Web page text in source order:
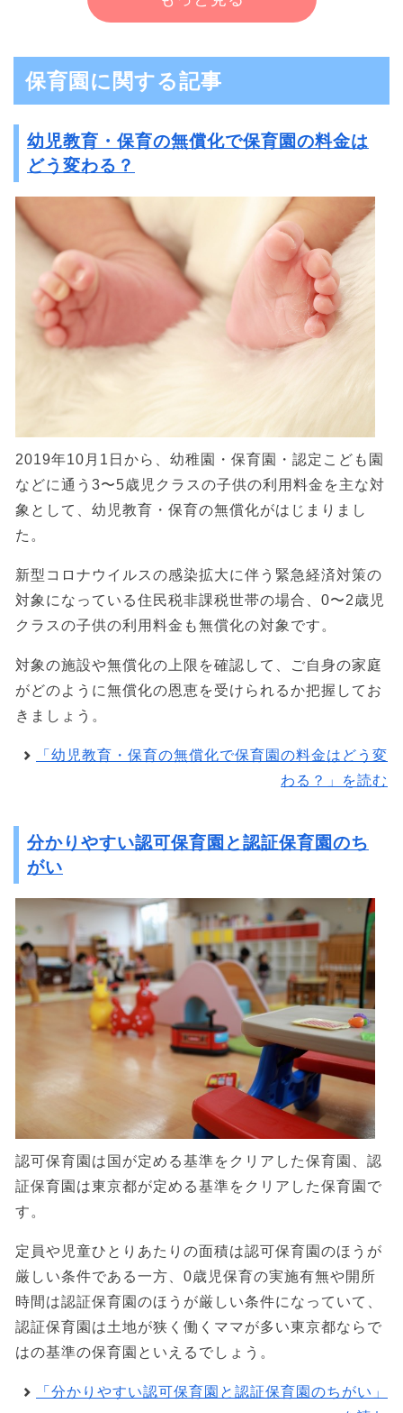
保育園に関する記事
幼児教育・保育の無償化で保育園の料金は
どう変わる？
2019年10月1日から、幼稚園・保育園・認定こども園
などに通う3〜5歳児クラスの子供の利用料金を主な対
象として、幼児教育・保育の無償化がはじまりまし
た。
新型コロナウイルスの感染拡大に伴う緊急経済対策の
対象になっている住民税非課税世帯の場合、0〜2歳児
クラスの子供の利用料金も無償化の対象です。
対象の施設や無償化の上限を確認して、ご自身の家庭
がどのように無償化の恩恵を受けられるか把握してお
きましょう。
「幼児教育・保育の無償化で保育園の料金はどう変
わる？」を読む
分かりやすい認可保育園と認証保育園のち
がい
認可保育園は国が定める基準をクリアした保育園、認
証保育園は東京都が定める基準をクリアした保育園で
す。
定員や児童ひとりあたりの面積は認可保育園のほうが
厳しい条件である一方、0歳児保育の実施有無や開所
時間は認証保育園のほうが厳しい条件になっていて、
認証保育園は土地が狭く働くママが多い東京都ならで
はの基準の保育園といえるでしょう。
「分かりやすい認可保育園と認証保育園のちがい」